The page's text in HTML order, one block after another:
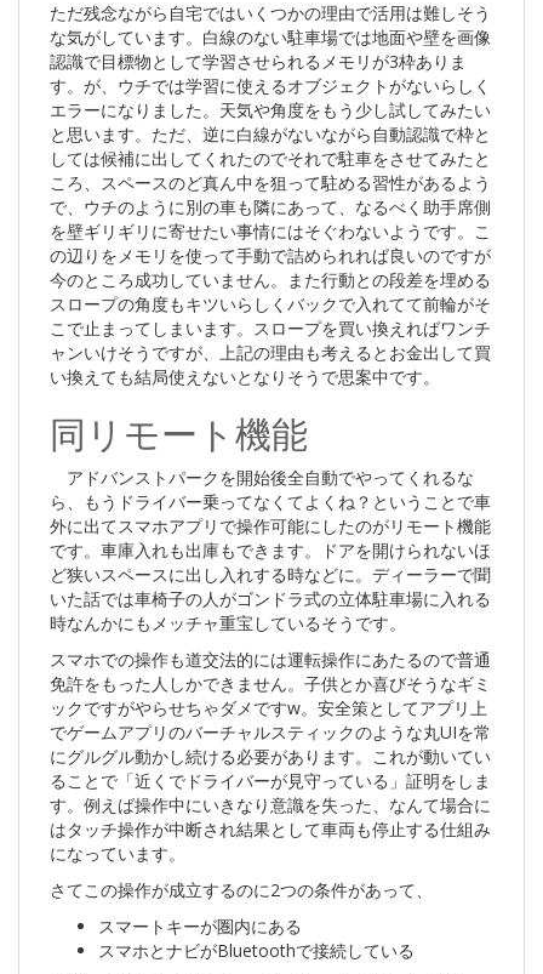
ただ残念ながら自宅ではいくつかの理由で活用は難しそう
な気がしています。白線のない駐車場では地面や壁を画像
認識で目標物として学習させられるメモリが3枠ありま
す。が、ウチでは学習に使えるオブジェクトがないらしく
エラーになりました。天気や角度をもう少し試してみたい
と思います。ただ、逆に白線がないながら自動認識で枠と
しては候補に出してくれたのでそれで駐車をさせてみたと
ころ、スペースのど真ん中を狙って駐める習性があるよう
で、ウチのように別の車も隣にあって、なるべく助手席側
を壁ギリギリに寄せたい事情にはそぐわないようです。こ
の辺りをメモリを使って手動で詰められれば良いのですが
今のところ成功していません。また行動との段差を埋める
スロープの角度もキツいらしくバックで入れてて前輪がそ
こで止まってしまいます。スロープを買い換えればワンチ
ャンいけそうですが、上記の理由も考えるとお金出して買
い換えても結局使えないとなりそうで思案中です。
同リモート機能
アドバンストパークを開始後全自動でやってくれるな
ら、もうドライバー乗ってなくてよくね？ということで車
外に出てスマホアプリで操作可能にしたのがリモート機能
です。車庫入れも出庫もできます。ドアを開けられないほ
ど狭いスペースに出し入れする時などに。ディーラーで聞
いた話では車椅子の人がゴンドラ式の立体駐車場に入れる
時なんかにもメッチャ重宝しているそうです。
スマホでの操作も道交法的には運転操作にあたるので普通
免許をもった人しかできません。子供とか喜びそうなギミ
ックですがやらせちゃダメですw。安全策としてアプリ上
でゲームアプリのバーチャルスティックのような丸UIを常
にグルグル動かし続ける必要があります。これが動いてい
ることで「近くでドライバーが見守っている」証明をしま
す。例えば操作中にいきなり意識を失った、なんて場合に
はタッチ操作が中断され結果として車両も停止する仕組み
になっています。
さてこの操作が成立するのに2つの条件があって、
スマートキーが圏内にある
スマホとナビがBluetoothで接続している